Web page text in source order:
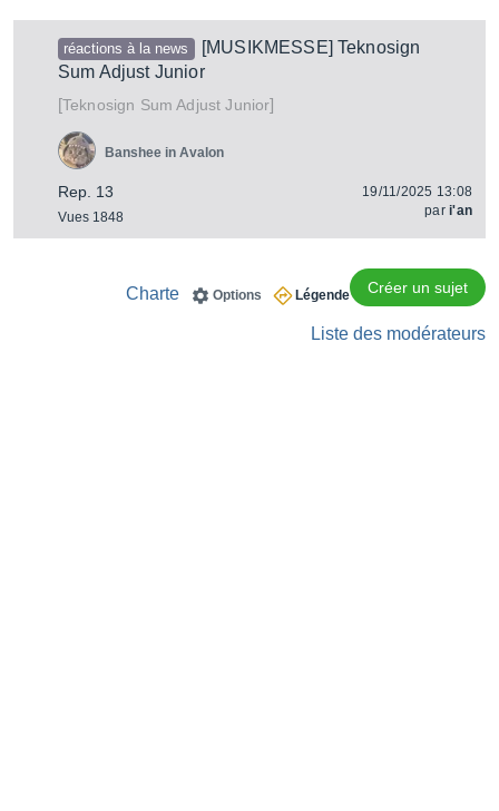
réactions à la news
[MUSIKMESSE] Teknosign
Sum Adjust Junior
[Teknosign Sum Adjust Junior]
Rep. 13
Vues 1848
Banshee in Avalon
19/11/2025 13:08
pari'an
Créer un sujet
Légende
Options
Charte
Liste des modérateurs